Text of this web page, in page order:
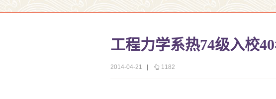
工程力学系热74级入校
2014-04-21 1182